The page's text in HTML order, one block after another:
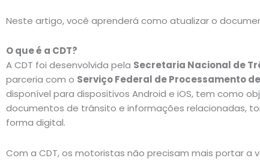
Neste artigo, você aprenderá como atualizar o
O que é a CDT?
A CDT foi desenvolvida pela Secretaria Nacional de
parceria com o Serviço Federal de Processamento
disponível para dispositivos Android e iOS, tem como
documentos de trânsito e informações relacionadas,
forma digital.
Com a CDT, os motoristas não precisam mais portar a